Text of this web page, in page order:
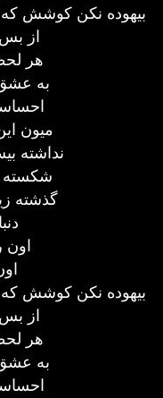
بیهوده نکن کوشش که
از
هر
به عشق
میون
نداشته
شکسته
گذشته
اون
بیهوده نکن کوشش که
از
هر
به عشق